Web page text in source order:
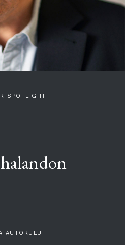
SPOTLIGHT
AUTORULUI